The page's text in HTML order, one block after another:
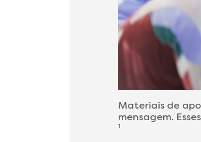
Materiais de
mensagem.
1